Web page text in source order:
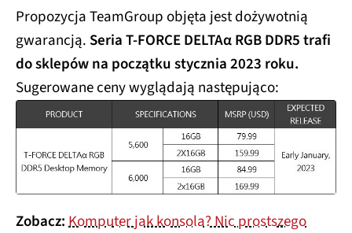
Propozycja TeamGroup objęta jest dożywotnią
gwarancją. Seria T-FORCE DELTAα RGB DDR5 trafi
do sklepów na początku stycznia 2023 roku.
Sugerowane ceny wyglądają następująco:
Zobacz:Komputer jak konsola? Nic prostszego